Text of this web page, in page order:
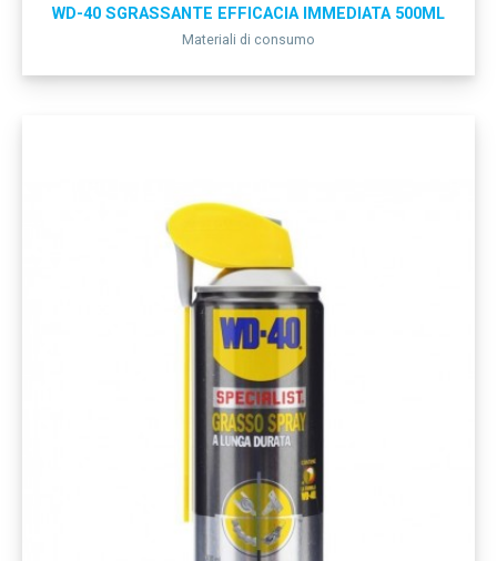
WD-40 SGRASSANTE EFFICACIA IMMEDIATA 500ML
Materiali di consumo